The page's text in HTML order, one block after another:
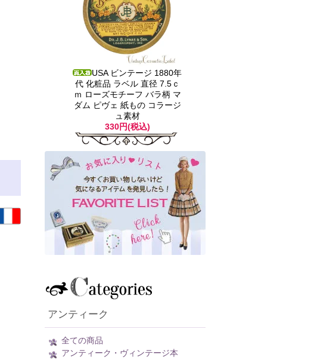
USA ビンテージ 1880年
代 化粧品 ラベル 直径 7.5ｃ
ｍ ローズモチーフ バラ柄 マ
ダム ピヴェ 紙もの コラージ
ュ素材
330円(税込)
アンティーク
全ての商品
アンティーク・ヴィンテージ本